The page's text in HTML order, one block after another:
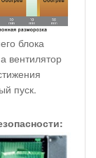
блока
вентилятор
пуск.